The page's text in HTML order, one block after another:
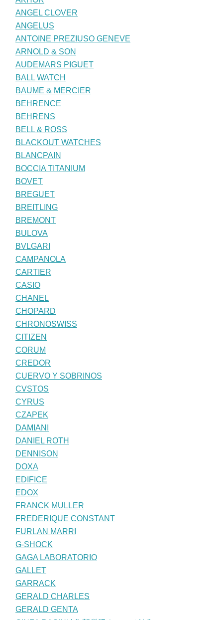
ANGEL CLOVER
ANGELUS
ANTOINE PREZIUSO GENEVE
ARNOLD & SON
AUDEMARS PIGUET
BALL WATCH
BAUME & MERCIER
BEHRENCE
BEHRENS
BELL & ROSS
BLACKOUT WATCHES
BLANCPAIN
BOCCIA TITANIUM
BOVET
BREGUET
BREITLING
BREMONT
BULOVA
BVLGARI
CAMPANOLA
CARTIER
CASIO
CHANEL
CHOPARD
CHRONOSWISS
CITIZEN
CORUM
CREDOR
CUERVO Y SOBRINOS
CVSTOS
CYRUS
CZAPEK
DAMIANI
DANIEL ROTH
DENNISON
DOXA
EDIFICE
EDOX
FRANCK MULLER
FREDERIQUE CONSTANT
FURLAN MARRI
G-SHOCK
GAGA LABORATORIO
GALLET
GARRACK
GERALD CHARLES
GERALD GENTA